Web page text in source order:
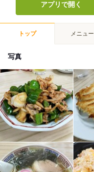
アプリで開く
トップ メニュー
写真